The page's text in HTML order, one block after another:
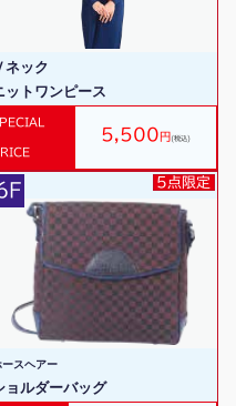
ネック
ットワンピース
5,500 円 (税込)
5点限定
ースヘアー
ョルダーバッグ